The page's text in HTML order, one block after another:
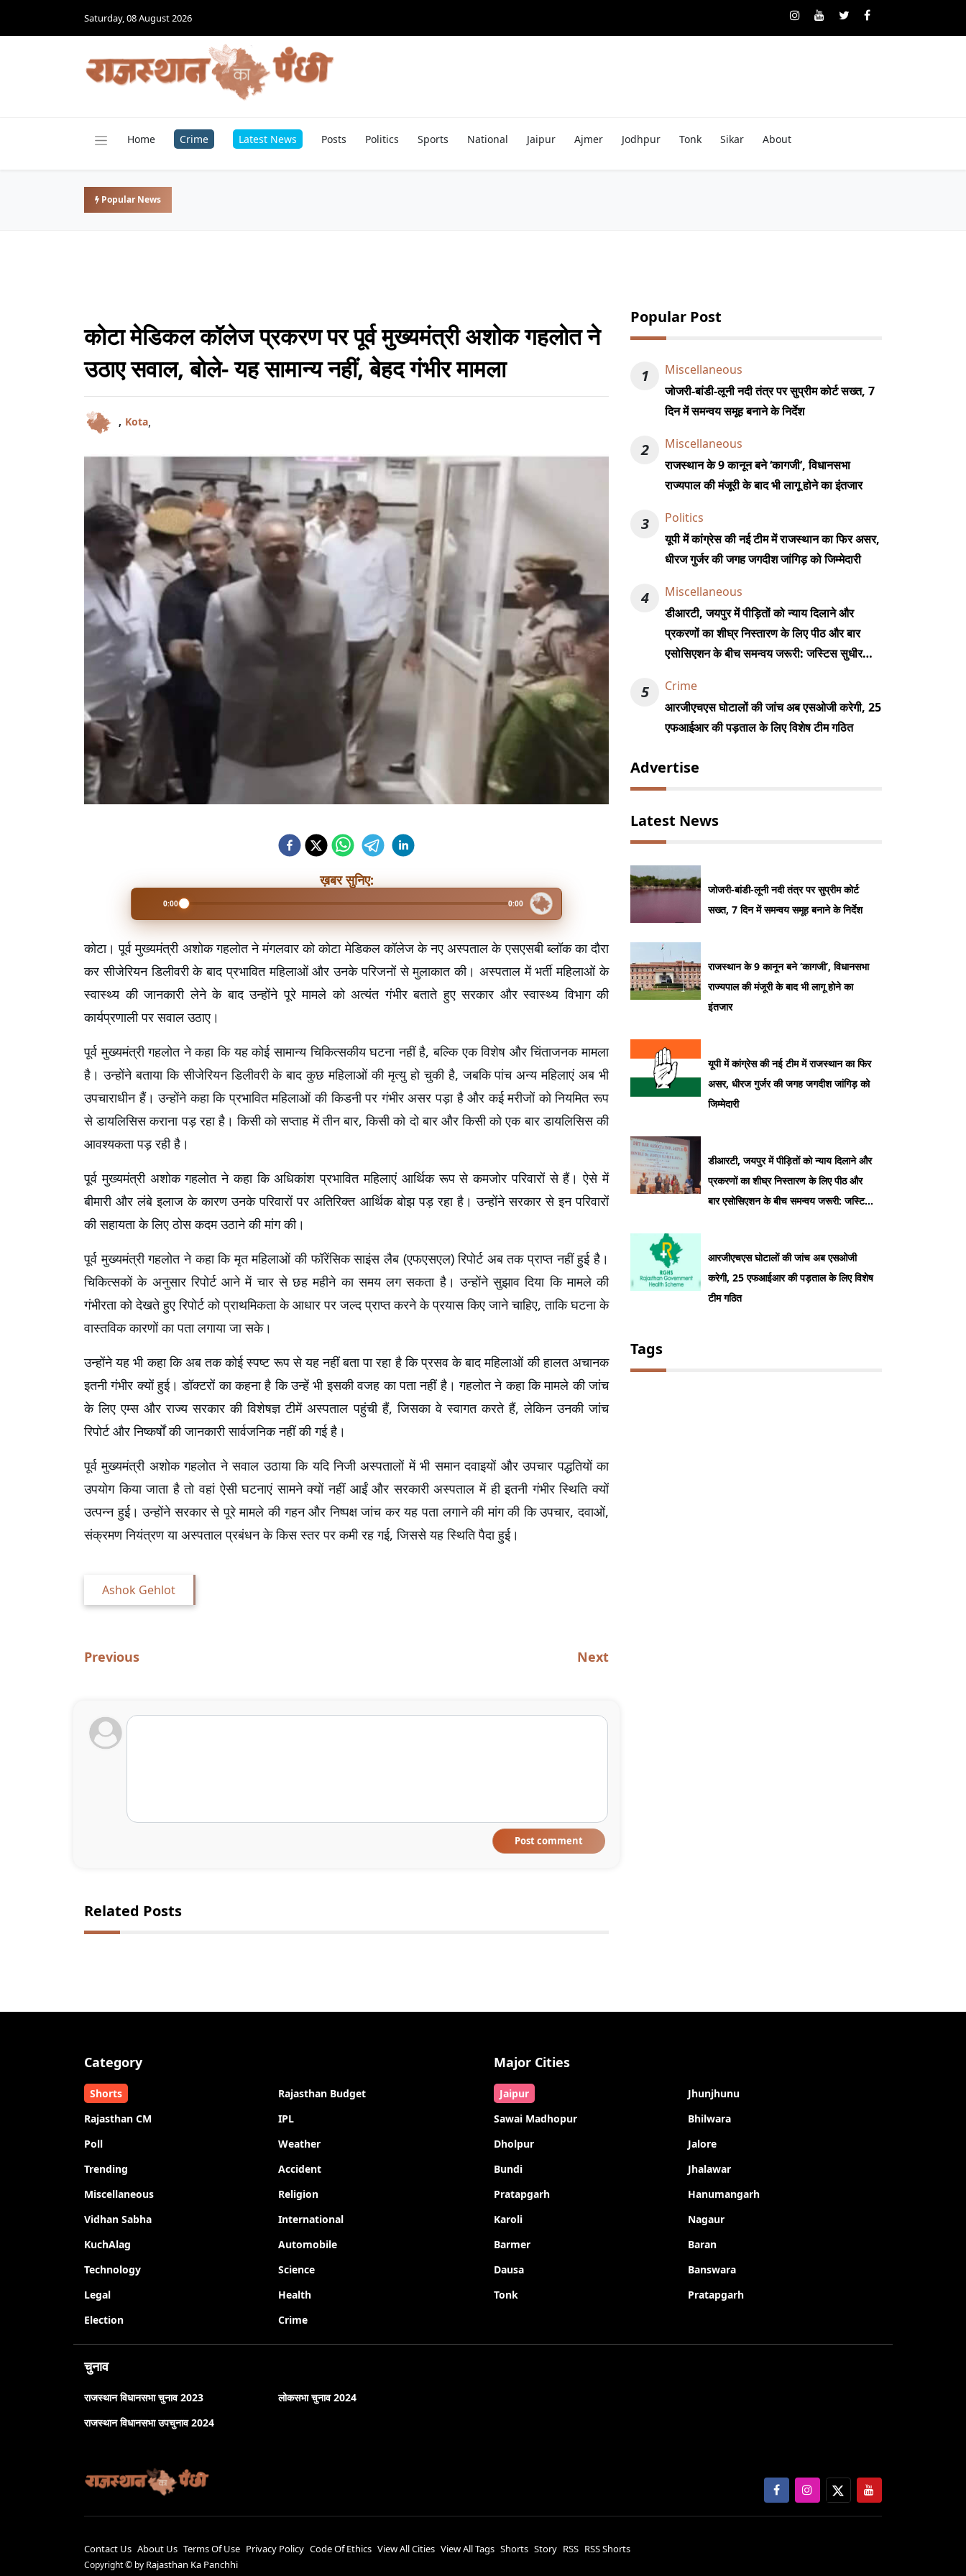
Saturday, 08 August 2026
Home Crime Latest News Posts Politics Sports National Jaipur Ajmer Jodhpur Tonk Sikar About
Popular News
कोटा मेडिकल कॉलेज प्रकरण पर पूर्व मुख्यमंत्री अशोक गहलोत ने
उठाए सवाल, बोले- यह सामान्य नहीं, बेहद गंभीर मामला
, Kota,
ख़बर सुनिए:
0:00 0:00
कोटा। पूर्व मुख्यमंत्री अशोक गहलोत ने मंगलवार को कोटा मेडिकल कॉलेज के नए अस्पताल के एसएसबी ब्लॉक का दौरा
कर सीजेरियन डिलीवरी के बाद प्रभावित महिलाओं और उनके परिजनों से मुलाकात की। अस्पताल में भर्ती महिलाओं के
स्वास्थ्य की जानकारी लेने के बाद उन्होंने पूरे मामले को अत्यंत गंभीर बताते हुए सरकार और स्वास्थ्य विभाग की
कार्यप्रणाली पर सवाल उठाए।
पूर्व मुख्यमंत्री गहलोत ने कहा कि यह कोई सामान्य चिकित्सकीय घटना नहीं है, बल्कि एक विशेष और चिंताजनक मामला
है। उन्होंने बताया कि सीजेरियन डिलीवरी के बाद कुछ महिलाओं की मृत्यु हो चुकी है, जबकि पांच अन्य महिलाएं अब भी
उपचाराधीन हैं। उन्होंने कहा कि प्रभावित महिलाओं की किडनी पर गंभीर असर पड़ा है और कई मरीजों को नियमित रूप
से डायलिसिस कराना पड़ रहा है। किसी को सप्ताह में तीन बार, किसी को दो बार और किसी को एक बार डायलिसिस की
आवश्यकता पड़ रही है।
पूर्व मुख्यमंत्री अशोक गहलोत ने कहा कि अधिकांश प्रभावित महिलाएं आर्थिक रूप से कमजोर परिवारों से हैं। ऐसे में
बीमारी और लंबे इलाज के कारण उनके परिवारों पर अतिरिक्त आर्थिक बोझ पड़ रहा है। उन्होंने सरकार से इन परिवारों
की सहायता के लिए ठोस कदम उठाने की मांग की।
पूर्व मुख्यमंत्री गहलोत ने कहा कि मृत महिलाओं की फॉरेंसिक साइंस लैब (एफएसएल) रिपोर्ट अब तक प्राप्त नहीं हुई है।
चिकित्सकों के अनुसार रिपोर्ट आने में चार से छह महीने का समय लग सकता है। उन्होंने सुझाव दिया कि मामले की
गंभीरता को देखते हुए रिपोर्ट को प्राथमिकता के आधार पर जल्द प्राप्त करने के प्रयास किए जाने चाहिए, ताकि घटना के
वास्तविक कारणों का पता लगाया जा सके।
उन्होंने यह भी कहा कि अब तक कोई स्पष्ट रूप से यह नहीं बता पा रहा है कि प्रसव के बाद महिलाओं की हालत अचानक
इतनी गंभीर क्यों हुई। डॉक्टरों का कहना है कि उन्हें भी इसकी वजह का पता नहीं है। गहलोत ने कहा कि मामले की जांच
के लिए एम्स और राज्य सरकार की विशेषज्ञ टीमें अस्पताल पहुंची हैं, जिसका वे स्वागत करते हैं, लेकिन उनकी जांच
रिपोर्ट और निष्कर्षों की जानकारी सार्वजनिक नहीं की गई है।
पूर्व मुख्यमंत्री अशोक गहलोत ने सवाल उठाया कि यदि निजी अस्पतालों में भी समान दवाइयों और उपचार पद्धतियों का
उपयोग किया जाता है तो वहां ऐसी घटनाएं सामने क्यों नहीं आईं और सरकारी अस्पताल में ही इतनी गंभीर स्थिति क्यों
उत्पन्न हुई। उन्होंने सरकार से पूरे मामले की गहन और निष्पक्ष जांच कर यह पता लगाने की मांग की कि उपचार, दवाओं,
संक्रमण नियंत्रण या अस्पताल प्रबंधन के किस स्तर पर कमी रह गई, जिससे यह स्थिति पैदा हुई।
Ashok Gehlot
Previous Next
Post comment
Related Posts
Popular Post
1
Miscellaneous
जोजरी-बांडी-लूनी नदी तंत्र पर सुप्रीम कोर्ट सख्त, 7
दिन में समन्वय समूह बनाने के निर्देश
2
Miscellaneous
राजस्थान के 9 कानून बने ‘कागजी’, विधानसभा
राज्यपाल की मंजूरी के बाद भी लागू होने का इंतजार
3
Politics
यूपी में कांग्रेस की नई टीम में राजस्थान का फिर असर,
धीरज गुर्जर की जगह जगदीश जांगिड़ को जिम्मेदारी
4
Miscellaneous
डीआरटी, जयपुर में पीड़ितों को न्याय दिलाने और
प्रकरणों का शीघ्र निस्तारण के लिए पीठ और बार
एसोसिएशन के बीच समन्वय जरूरी: जस्टिस सुधीर
5
Crime
आरजीएचएस घोटालों की जांच अब एसओजी करेगी, 25
एफआईआर की पड़ताल के लिए विशेष टीम गठित
Advertise
Latest News
जोजरी-बांडी-लूनी नदी तंत्र पर सुप्रीम कोर्ट
सख्त, 7 दिन में समन्वय समूह बनाने के निर्देश
राजस्थान के 9 कानून बने ‘कागजी’, विधानसभा
राज्यपाल की मंजूरी के बाद भी लागू होने का
इंतजार
यूपी में कांग्रेस की नई टीम में राजस्थान का फिर
असर, धीरज गुर्जर की जगह जगदीश जांगिड़ को
जिम्मेदारी
डीआरटी, जयपुर में पीड़ितों को न्याय दिलाने और
प्रकरणों का शीघ्र निस्तारण के लिए पीठ और
बार एसोसिएशन के बीच समन्वय जरूरी: जस्टिस
आरजीएचएस घोटालों की जांच अब एसओजी
करेगी, 25 एफआईआर की पड़ताल के लिए विशेष
टीम गठित
Tags
Category
Shorts
Rajasthan Budget
Rajasthan CM
IPL
Poll
Weather
Trending
Accident
Miscellaneous
Religion
Vidhan Sabha
International
KuchAlag
Automobile
Technology
Science
Legal
Health
Election
Crime
Major Cities
Jaipur
Jhunjhunu
Sawai Madhopur
Bhilwara
Dholpur
Jalore
Bundi
Jhalawar
Pratapgarh
Hanumangarh
Karoli
Nagaur
Barmer
Baran
Dausa
Banswara
Tonk
Pratapgarh
चुनाव
राजस्थान विधानसभा चुनाव 2023
लोकसभा चुनाव 2024
राजस्थान विधानसभा उपचुनाव 2024
Contact Us About Us Terms Of Use Privacy Policy Code Of Ethics View All Cities View All Tags Shorts Story RSS RSS Shorts
Copyright © by Rajasthan Ka Panchhi